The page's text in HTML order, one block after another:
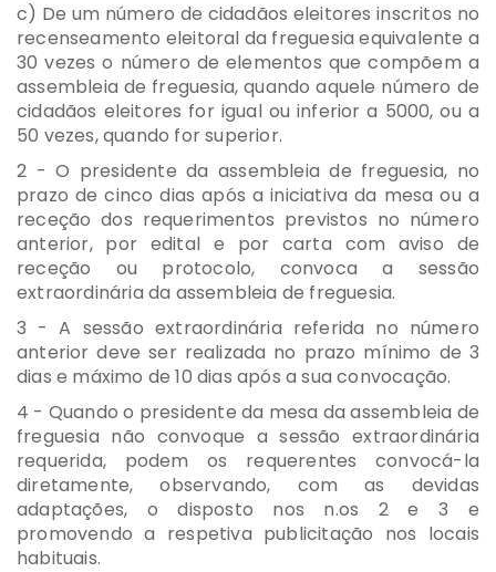
c) De um número de cidadãos eleitores inscritos no
recenseamento eleitoral da freguesia equivalente a
30 vezes o número de elementos que compõem a
assembleia de freguesia, quando aquele número de
cidadãos eleitores for igual ou inferior a 5000, ou a
50 vezes, quando for superior.
2 - O presidente da assembleia de freguesia, no
prazo de cinco dias após a iniciativa da mesa ou a
receção dos requerimentos previstos no número
anterior, por edital e por carta com aviso de
receção ou protocolo, convoca a sessão
extraordinária da assembleia de freguesia.
3 - A sessão extraordinária referida no número
anterior deve ser realizada no prazo mínimo de 3
dias e máximo de 10 dias após a sua convocação.
4 - Quando o presidente da mesa da assembleia de
freguesia não convoque a sessão extraordinária
requerida, podem os requerentes convocá-la
diretamente, observando, com as devidas
adaptações, o disposto nos n.os 2 e 3 e
promovendo a respetiva publicitação nos locais
habituais.